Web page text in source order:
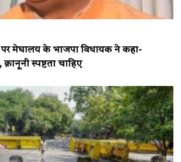
मेघालय के भाजपा विधायक ने कहा-
क़ानूनी स्पष्टता चाहिए